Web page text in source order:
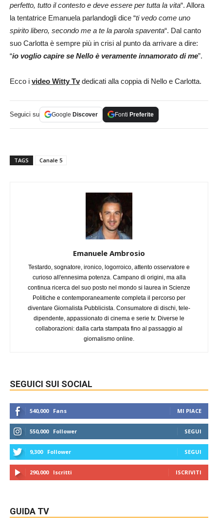
perfetto, tutto il contesto e deve essere per tutta la vita“. Allora
la tentatrice Emanuela parlandogli dice “ti vedo come uno
spirito libero, secondo me a te la parola spaventa“. Dal canto
suo Carlotta è sempre più in crisi al punto da arrivare a dire:
“io voglio capire se Nello è veramente innamorato di me”.
Ecco i video Witty Tvdedicati alla coppia di Nello e Carlotta.
Seguici su Google Discover Fonti Preferite
TAGS Canale 5
Emanuele Ambrosio
Testardo, sognatore, ironico, logorroico, attento osservatore e
curioso all'ennesima potenza. Campano di origini, ma alla
continua ricerca del suo posto nel mondo si laurea in Scienze
Politiche e contemporaneamente completa il percorso per
diventare Giornalista Pubblicista. Consumatore di dischi, tele-
dipendente, appassionato di cinema e serie tv. Diverse le
collaborazioni: dalla carta stampata fino al passaggio al
giornalismo online.
SEGUICI SUI SOCIAL
540,000 Fans MI PIACE
550,000 Follower SEGUI
9,300 Follower SEGUI
290,000 Iscritti ISCRIVITI
GUIDA TV